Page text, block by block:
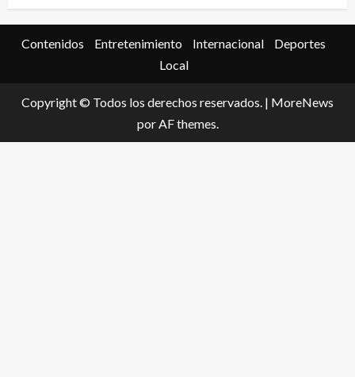
Contenidos Entretenimiento Internacional
Deportes
Local
Copyright © Todos los derechos reservados. | MoreNews
por AF themes.